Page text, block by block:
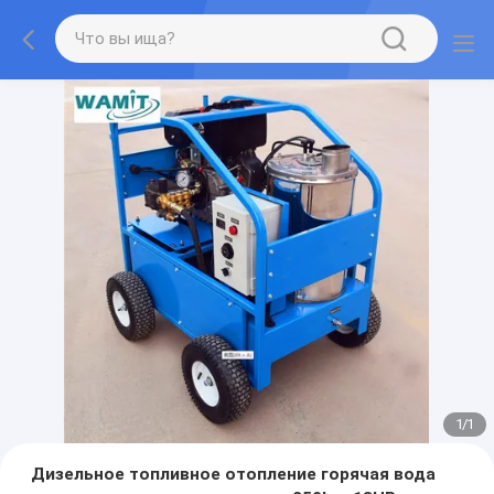
1/1
Дизельное топливное отопление горячая вода